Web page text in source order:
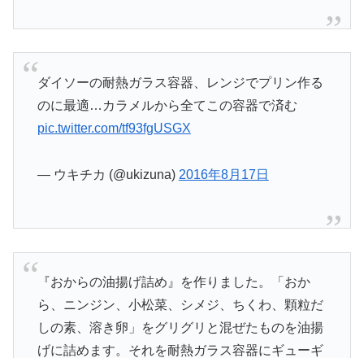
ダイソーの耐熱ガラス容器、レンジでプリン作る
のに最適…カラメルから全てこの容器で済む
pic.twitter.com/tf93fgUSGX
— ウキチカ (@ukizuna) 2016年8月17日
『おからの油揚げ詰め』を作りました。「おか
ら、ニンジン、小松菜、シメジ、ちくわ、顆粒だ
しの素、溶き卵」をグリグリと混ぜたものを油揚
げに詰めます。それを耐熱ガラス容器にギューギ